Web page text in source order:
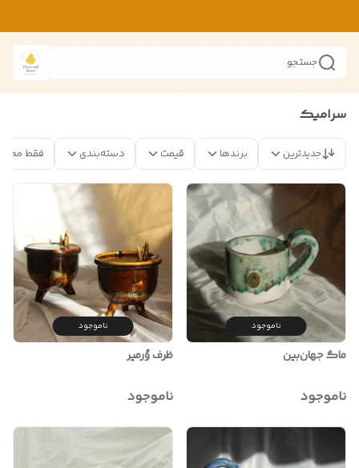
جستجو
سرامیک
جدیدترین برندها قیمت دسته‌بندی فقط
ناموجود
ماگ جهان‌بین
ناموجود
ناموجود
ظرف وُرمیر
ناموجود